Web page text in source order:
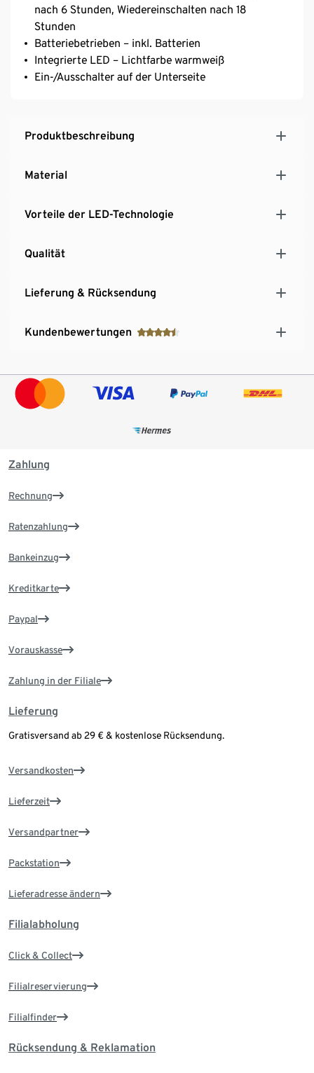
nach 6 Stunden, Wiedereinschalten nach 18
Stunden
Batteriebetrieben – inkl. Batterien
Integrierte LED – Lichtfarbe warmweiß
Ein-/Ausschalter auf der Unterseite
Produktbeschreibung
Material
Vorteile der LED-Technologie
Qualität
Lieferung & Rücksendung
Kundenbewertungen
Zahlung
Rechnung
Ratenzahlung
Bankeinzug
Kreditkarte
Paypal
Vorauskasse
Zahlung in der Filiale
Lieferung
Gratisversand ab 29 € & kostenlose Rücksendung.
Versandkosten
Lieferzeit
Versandpartner
Packstation
Lieferadresse ändern
Filialabholung
Click & Collect
Filialreservierung
Filialfinder
Rücksendung & Reklamation